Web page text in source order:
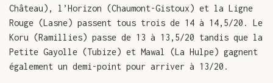
Château), l’Horizon (Chaumont-Gistoux) et la Ligne
Rouge (Lasne) passent tous trois de 14 à 14,5/20. Le
Koru (Ramillies) passe de 13 à 13,5/20 tandis que la
Petite Gayolle (Tubize) et Mawal (La Hulpe) gagnent
également un demi-point pour arriver à 13/20.